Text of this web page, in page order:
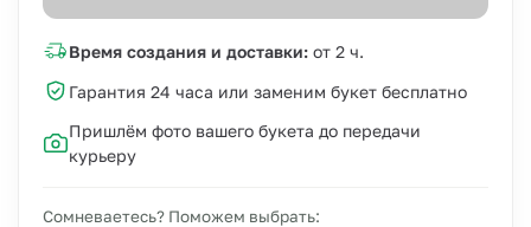
Время создания и доставки: от 2 ч.
Гарантия 24 часа или заменим букет бесплатно
Пришлём фото вашего букета до передачи
курьеру
Сомневаетесь? Поможем выбрать: